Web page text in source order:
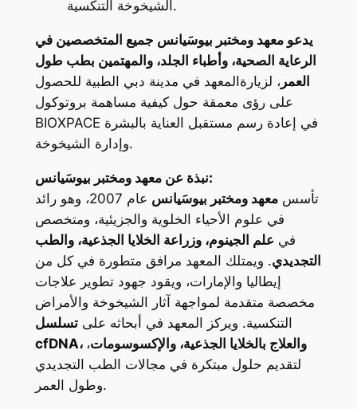
الشيخوخة التنكسية.
يدعومعهد ومختبر بيوسَيانس جميع المتخصصين في
الرعاية الصحية، وأطباء الجلد، والمهتمين بطب طول
العمر، لزيارةالمعهد في مدينة دبي الطبية للحصول
على رؤى معمقة حول كيفية مساهمة بروتوكول
BIOXPACE في إعادة رسم مستقبل العناية بالبشرة
وإدارة الشيخوخة.
نبذة عنمعهد ومختبر بيوسَيانس
:
تأسسمعهد ومختبر بيوسَيانس
عام 2007، وهو رائد
في علوم الأحياء الخلوية والجزيئية، ومتخصص
فيعلم الجينوم، وزراعة الخلايا الجذعية، والطب
التجديدي. ويمتلك المعهد مرافق متطورة في كل من
إيطاليا والإمارات، ويقود جهود تطوير علاجات
مخصصة متقدمة لمواجهة آثار الشيخوخة والأمراض
التنكسية. ويركز المعهد في أبحاثه علىتسلسل
cfDNA، والعلاج بالخلايا الجذعية، والإكسوسومات،
لتقديم حلول مبتكرة في مجالات الطب التجديدي
وطول العمر.